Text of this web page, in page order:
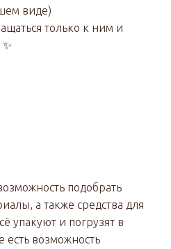
виде)
только к ним и
подобрать
а также средства для
упакуют и погрузят в
есть возможность